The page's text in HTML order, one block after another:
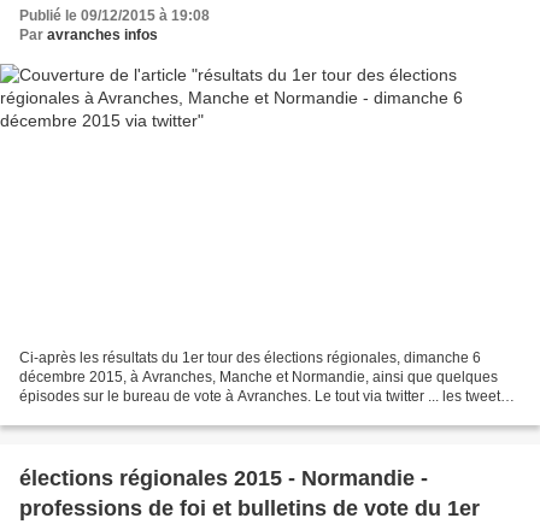
Publié le 09/12/2015 à 19:08
Par avranches infos
Ci-après les résultats du 1er tour des élections régionales, dimanche 6
décembre 2015, à Avranches, Manche et Normandie, ainsi que quelques
épisodes sur le bureau de vote à Avranches. Le tout via twitter ... les tweets
élections régionales 2015 - Normandie -
professions de foi et bulletins de vote du 1er